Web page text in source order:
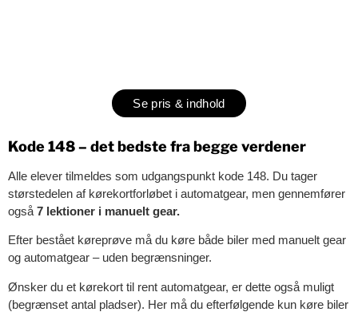
Kode 148 – det bedste fra begge verdener
Alle elever tilmeldes som udgangspunkt kode 148. Du tager
størstedelen af kørekortforløbet i automatgear, men gennemfører
også 7 lektioner i manuelt gear.
Efter bestået køreprøve må du køre både biler med manuelt gear
og automatgear – uden begrænsninger.
Ønsker du et kørekort til rent automatgear, er dette også muligt
(begrænset antal pladser). Her må du efterfølgende kun køre biler
Se pris & indhold